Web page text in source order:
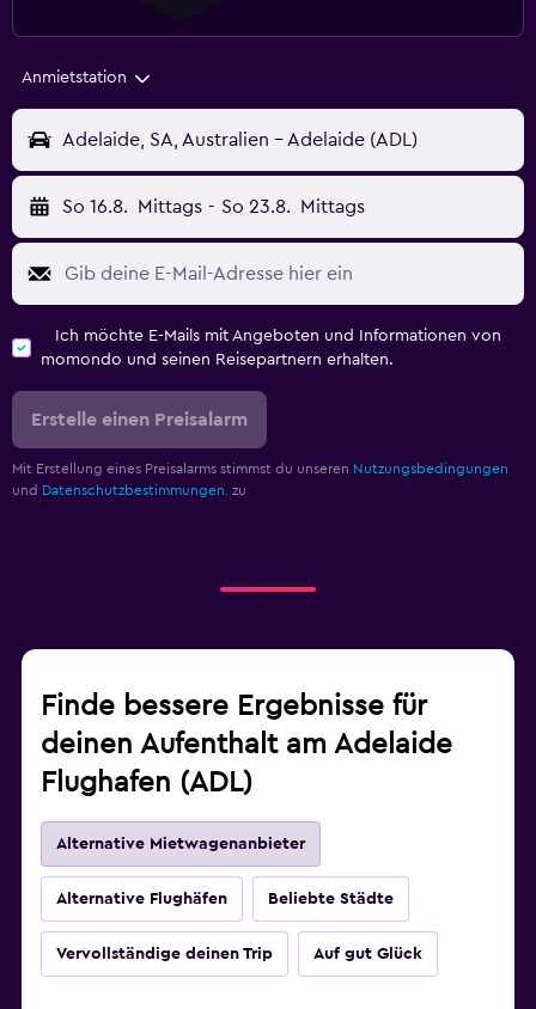
Anmietstation
Adelaide, SA, Australien - Adelaide (ADL)
So 16.8. Mittags - So 23.8. Mittags
Ich möchte E-Mails mit Angeboten und Informationen von
momondo und seinen Reisepartnern erhalten.
Erstelle einen Preisalarm
Mit Erstellung eines Preisalarms stimmst du unseren Nutzungsbedingungen
und Datenschutzbestimmungen. zu
Finde bessere Ergebnisse für
deinen Aufenthalt am Adelaide
Flughafen (ADL)
Alternative Mietwagenanbieter
Alternative Flughäfen Beliebte Städte
Vervollständige deinen Trip Auf gut Glück